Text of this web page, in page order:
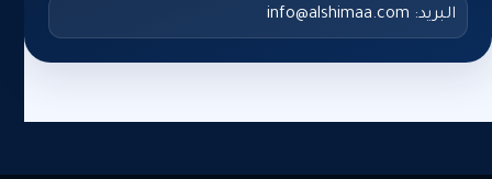
البريد: info@alshimaa.com